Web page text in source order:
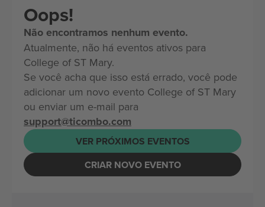
Oops!
Não encontramos nenhum evento.
Atualmente, não há eventos ativos para
College of ST Mary.
Se você acha que isso está errado, você pode
adicionar um novo evento College of ST Mary
ou enviar um e-mail para
support@ticombo.com
VER PRÓXIMOS EVENTOS
CRIAR NOVO EVENTO